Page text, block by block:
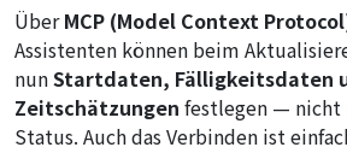
ÜberMCP (Model Context
Assistenten können beim
nunStartdaten, Fälligkeitsdaten
Zeitschätzungen festlegen —
Status. Auch das Verbinden ist